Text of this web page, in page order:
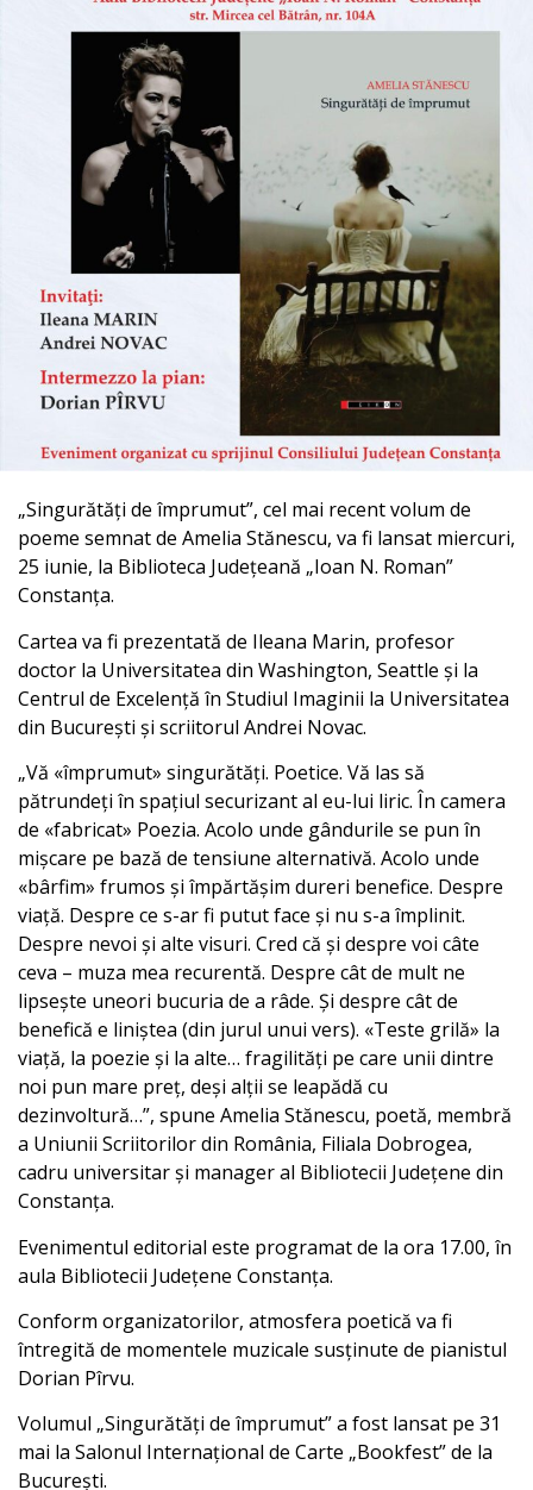
„Singurătăți de împrumut”, cel mai recent volum de
poeme semnat de Amelia Stănescu, va fi lansat miercuri,
25 iunie, la Biblioteca Județeană „Ioan N. Roman”
Constanța.
Cartea va fi prezentată de Ileana Marin, profesor
doctor la Universitatea din Washington, Seattle și la
Centrul de Excelență în Studiul Imaginii la Universitatea
din București și scriitorul Andrei Novac.
„Vă «împrumut» singurătăți. Poetice. Vă las să
pătrundeți în spațiul securizant al eu-lui liric. În camera
de «fabricat» Poezia. Acolo unde gândurile se pun în
mișcare pe bază de tensiune alternativă. Acolo unde
«bârfim» frumos și împărtășim dureri benefice. Despre
viață. Despre ce s-ar fi putut face și nu s-a împlinit.
Despre nevoi și alte visuri. Cred că și despre voi câte
ceva – muza mea recurentă. Despre cât de mult ne
lipsește uneori bucuria de a râde. Și despre cât de
benefică e liniștea (din jurul unui vers). «Teste grilă» la
viață, la poezie și la alte… fragilități pe care unii dintre
noi pun mare preț, deși alții se leapădă cu
dezinvoltură…”, spune Amelia Stănescu, poetă, membră
a Uniunii Scriitorilor din România, Filiala Dobrogea,
cadru universitar și manager al Bibliotecii Județene din
Constanța.
Evenimentul editorial este programat de la ora 17.00, în
aula Bibliotecii Județene Constanța.
Conform organizatorilor, atmosfera poetică va fi
întregită de momentele muzicale susținute de pianistul
Dorian Pîrvu.
Volumul „Singurătăți de împrumut” a fost lansat pe 31
mai la Salonul Internațional de Carte „Bookfest” de la
București.